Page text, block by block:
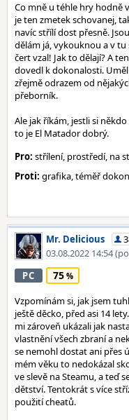
Co mně u téhle hry hodně
je ten zmetek schovanej,
navíc střílí dost přesně.
dělám já, vykouknou a v tu
čert vzal! Jak to dělají? A
dovedl k dokonalosti.
zřejmě odrazem od
přeborník.
Ale jak říkám, jestli si
to je El Matador dobrý.
Pro: střílení, prostředí, na
Proti: grafika, téměř
Mr. Delicious
03.08.2022 14:54
PC 75
Vzpomínám si, jak jsem
ještě děcko, před asi 14
mi zároveň ukázali jak
vlastnění všech zbraní a
se nemohl dostat ani přes
mém věku to nedokázal
ve slevě na Steamu, a teď
dětství. Tentokrát s více
použití cheatů.